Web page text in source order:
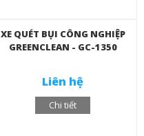
XE QUÉT BỤI CÔNG NGHIỆP
GREENCLEAN - GC-1350
Liên hệ
Chi tiết